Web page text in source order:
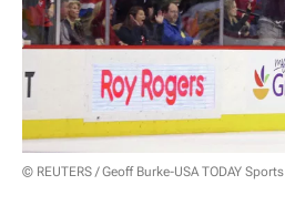
© REUTERS / Geoff Burke-USA TODAY Sports